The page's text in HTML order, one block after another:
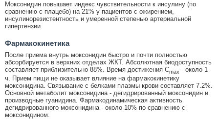
Моксонидин повышает индекс чувствительности к инсулину (по
сравнению с плацебо) на 21% у пациентов с ожирением,
инсулинорезистентность и умеренной степенью артериальной
гипертензии.
Фармакокинетика
После приема внутрь моксонидин быстро и почти полностью
абсорбируется в верхних отделах ЖКТ. Абсолютная биодоступность
составляет приблизительно 88%. Время достижения Cmax - около 1
ч. Прием пищи не оказывает влияние на фармакокинетику
моксонидина. Связывание с белками плазмы крови составляет 7.2%.
Основной метаболит моксонидина - дегидрированный моксонидин и
производные гуанидина. Фармакодинамическая активность
дегидрированного моксонидина - около 10% по сравнению с
моксонидином.